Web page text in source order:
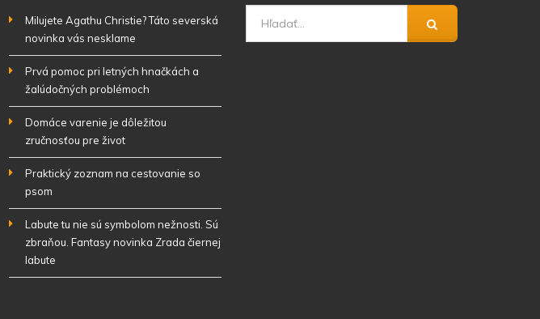
Milujete Agathu Christie? Táto severská
novinka vás nesklame
Prvá pomoc pri letných hnačkách a
žalúdočných problémoch
Domáce varenie je dôležitou
zručnosťou pre život
Praktický zoznam na cestovanie so
psom
Labute tu nie sú symbolom nežnosti. Sú
zbraňou. Fantasy novinka Zrada čiernej
labute